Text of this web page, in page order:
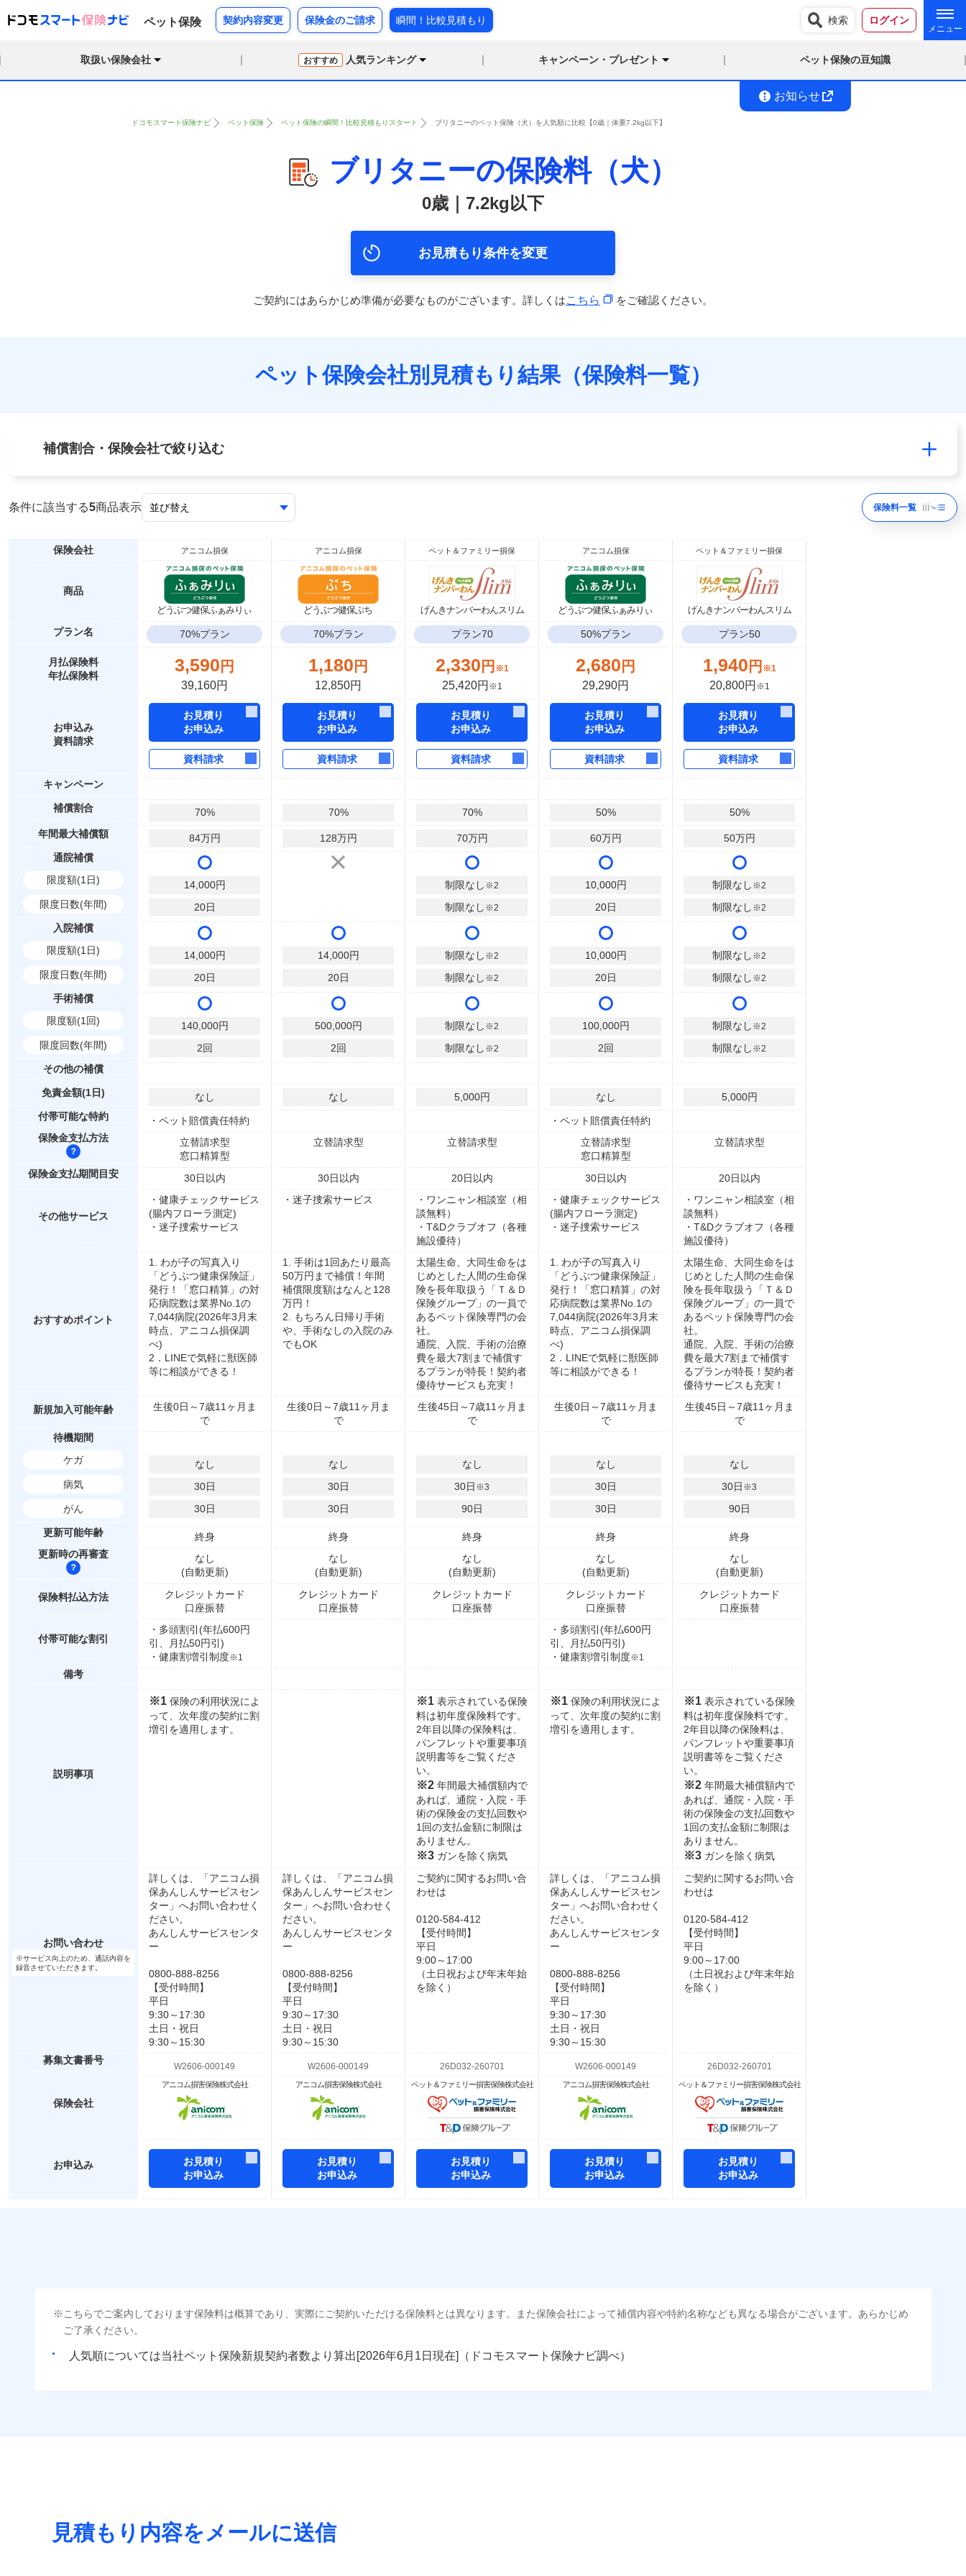
ペット保険 契約内容変更 保険金のご請求 瞬間！比較見積もり 検索 ログイン
取扱い保険会社 おすすめ 人気ランキング キャンペーン・プレゼント ペット保険の豆知識
お知らせ
ドコモスマート保険ナビ ペット保険 ペット保険の瞬間！比較見積もりスタート ブリタニーのペット保険（犬）を人気順に比較【0歳｜体重7.2kg以下】
ブリタニーの保険料（犬）
0歳｜7.2kg以下
お見積もり条件を変更
ご契約にはあらかじめ準備が必要なものがございます。詳しくはこちら をご確認ください。
ペット保険会社別見積もり結果（保険料一覧）
補償割合・保険会社で絞り込む
条件に該当する5商品表示 保険料一覧
保険会社
商品
プラン名
月払保険料
年払保険料
お申込み
資料請求
キャンペーン
補償割合
年間最大補償額
通院補償
限度額(1日)
限度日数(年間)
入院補償
限度額(1日)
限度日数(年間)
手術補償
限度額(1回)
限度回数(年間)
その他の補償
免責金額(1日)
付帯可能な特約
保険金支払方法
保険金支払期間目安
その他サービス
おすすめポイント
新規加入可能年齢
待機期間
ケガ
病気
がん
更新可能年齢
更新時の再審査
保険料払込方法
付帯可能な割引
備考
説明事項
お問い合わせ
※サービス向上のため、通話内容を
録音させていただきます。
募集文書番号
保険会社
お申込み
アニコム損保
どうぶつ健保ふぁみりぃ
70%プラン
3,590 円
39,160円
お見積り
お申込み
資料請求
70%
84万円
14,000円
20日
14,000円
20日
140,000円
2回
なし
・ペット賠償責任特約
立替請求型
窓口精算型
30日以内
・健康チェックサービス
(腸内フローラ測定)
・迷子捜索サービス
1. わが子の写真入り
「どうぶつ健康保険証」
発行！「窓口精算」の対
応病院数は業界No.1の
7,044病院(2026年3月末
時点、アニコム損保調
べ)
2．LINEで気軽に獣医師
等に相談ができる！
生後0日～7歳11ヶ月ま
で
なし
30日
30日
終身
なし
(自動更新)
クレジットカード
口座振替
・多頭割引(年払600円
引、月払50円引)
・健康割増引制度※1
※1 保険の利用状況によ
って、次年度の契約に割
増引を適用します。
詳しくは、「アニコム損
保あんしんサービスセン
ター」へお問い合わせく
ださい。
あんしんサービスセンタ
ー
0800-888-8256
【受付時間】
平日
9:30～17:30
土日・祝日
9:30～15:30
アニコム損害保険株式会社
お見積り
お申込み
アニコム損保
どうぶつ健保ぷち
70%プラン
1,180 円
12,850円
お見積り
お申込み
資料請求
70%
128万円
14,000円
20日
500,000円
2回
なし
立替請求型
30日以内
・迷子捜索サービス
1. 手術は1回あたり最高
50万円まで補償！年間
補償限度額はなんと128
万円！
2. もちろん日帰り手術
や、手術なしの入院のみ
でもOK
生後0日～7歳11ヶ月ま
で
なし
30日
30日
終身
なし
(自動更新)
クレジットカード
口座振替
詳しくは、「アニコム損
保あんしんサービスセン
ター」へお問い合わせく
ださい。
あんしんサービスセンタ
ー
0800-888-8256
【受付時間】
平日
9:30～17:30
土日・祝日
9:30～15:30
アニコム損害保険株式会社
お見積り
お申込み
ペット＆ファミリー損保
げんきナンバーわんスリム
プラン70
2,330 円 ※1
25,420円 ※1
お見積り
お申込み
資料請求
70%
70万円
制限なし ※2
制限なし ※2
制限なし ※2
制限なし ※2
制限なし ※2
制限なし ※2
5,000円
立替請求型
20日以内
・ワンニャン相談室（相
談無料）
・T&Dクラブオフ（各種
施設優待）
太陽生命、大同生命をは
じめとした人間の生命保
険を長年取扱う「Ｔ＆Ｄ
保険グループ」の一員で
あるペット保険専門の会
社。
通院、入院、手術の治療
費を最大7割まで補償す
るプランが特長！契約者
優待サービスも充実！
生後45日～7歳11ヶ月ま
で
なし
30日 ※3
90日
終身
なし
(自動更新)
クレジットカード
口座振替
※1 表示されている保険
料は初年度保険料です。
2年目以降の保険料は、
パンフレットや重要事項
説明書等をご覧くださ
い。
※2 年間最大補償額内で
あれば、通院・入院・手
術の保険金の支払回数や
1回の支払金額に制限は
ありません。
※3 ガンを除く病気
ご契約に関するお問い合
わせは
0120-584-412
【受付時間】
平日
9:00～17:00
（土日祝および年末年始
を除く）
ペット＆ファミリー損害保険株式会社
お見積り
お申込み
アニコム損保
どうぶつ健保ふぁみりぃ
50%プラン
2,680 円
29,290円
お見積り
お申込み
資料請求
50%
60万円
10,000円
20日
10,000円
20日
100,000円
2回
なし
・ペット賠償責任特約
立替請求型
窓口精算型
30日以内
・健康チェックサービス
(腸内フローラ測定)
・迷子捜索サービス
1. わが子の写真入り
「どうぶつ健康保険証」
発行！「窓口精算」の対
応病院数は業界No.1の
7,044病院(2026年3月末
時点、アニコム損保調
べ)
2．LINEで気軽に獣医師
等に相談ができる！
生後0日～7歳11ヶ月ま
で
なし
30日
30日
終身
なし
(自動更新)
クレジットカード
口座振替
・多頭割引(年払600円
引、月払50円引)
・健康割増引制度※1
※1 保険の利用状況によ
って、次年度の契約に割
増引を適用します。
詳しくは、「アニコム損
保あんしんサービスセン
ター」へお問い合わせく
ださい。
あんしんサービスセンタ
ー
0800-888-8256
【受付時間】
平日
9:30～17:30
土日・祝日
9:30～15:30
アニコム損害保険株式会社
お見積り
お申込み
ペット＆ファミリー損保
げんきナンバーわんスリム
プラン50
1,940 円 ※1
20,800円 ※1
お見積り
お申込み
資料請求
50%
50万円
制限なし ※2
制限なし ※2
制限なし ※2
制限なし ※2
制限なし ※2
制限なし ※2
5,000円
立替請求型
20日以内
・ワンニャン相談室（相
談無料）
・T&Dクラブオフ（各種
施設優待）
太陽生命、大同生命をは
じめとした人間の生命保
険を長年取扱う「Ｔ＆Ｄ
保険グループ」の一員で
あるペット保険専門の会
社。
通院、入院、手術の治療
費を最大7割まで補償す
るプランが特長！契約者
優待サービスも充実！
生後45日～7歳11ヶ月ま
で
なし
30日 ※3
90日
終身
なし
(自動更新)
クレジットカード
口座振替
※1 表示されている保険
料は初年度保険料です。
2年目以降の保険料は、
パンフレットや重要事項
説明書等をご覧くださ
い。
※2 年間最大補償額内で
あれば、通院・入院・手
術の保険金の支払回数や
1回の支払金額に制限は
ありません。
※3 ガンを除く病気
ご契約に関するお問い合
わせは
0120-584-412
【受付時間】
平日
9:00～17:00
（土日祝および年末年始
を除く）
ペット＆ファミリー損害保険株式会社
お見積り
お申込み
こちらでご案内しております保険料は概算であり、実際にご契約いただける保険料とは異なります。また保険会社によって補償内容や特約名称なども異なる場合がございます。あらかじめ
ご了承ください。
人気順については当社 新規契約者数より算出[ 年 月 日現在]（ドコモスマート保険ナビ調べ）
見積もり内容をメールに送信